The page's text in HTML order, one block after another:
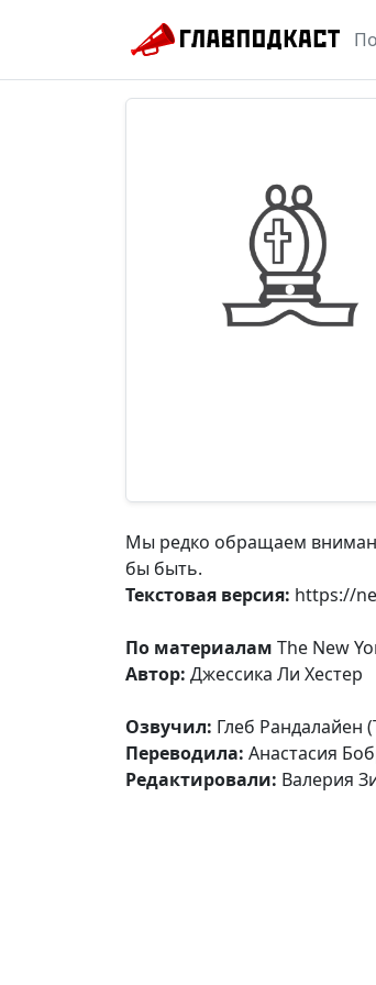
Мы редко обращаем
бы быть.
Текстовая версия: https://
По материалам The New
Автор: Джессика Ли Хестер
Озвучил: Глеб Рандалайен
Переводила: Анастасия
Редактировали: Валерия